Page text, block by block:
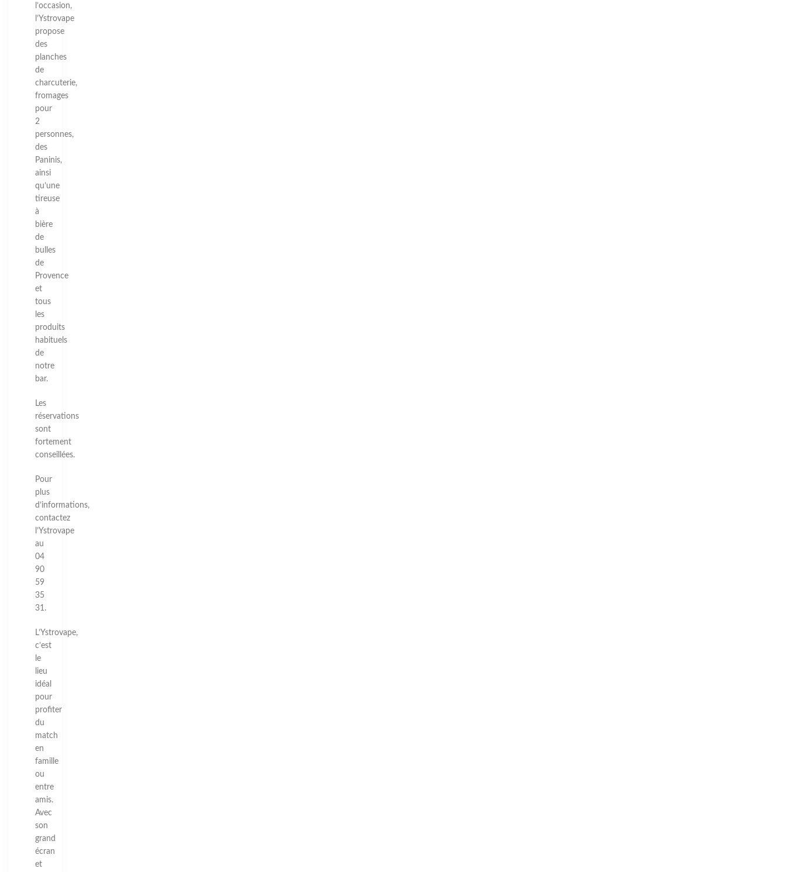
l’occasion,
l’Ystrovape
propose
des
planches
de
charcuterie,
fromages
pour
2
personnes,
des
Paninis,
ainsi
qu’une
tireuse
à
bière
de
bulles
de
Provence
et
tous
les
produits
habituels
de
notre
bar.
Les
réservations
sont
fortement
conseillées.
Pour
plus
d’informations,
contactez
l’Ystrovape
au
04
90
59
35
31.
L’Ystrovape,
c’est
le
lieu
idéal
pour
profiter
du
match
en
famille
ou
entre
amis.
Avec
son
grand
écran
et